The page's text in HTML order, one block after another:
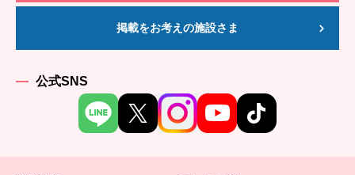
掲載をお考えの施設さま
公式SNS